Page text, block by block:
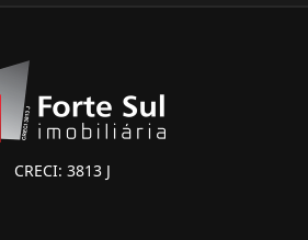
CRECI: 3813 J